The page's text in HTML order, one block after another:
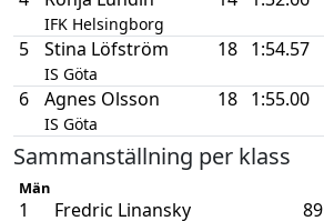
IFK Helsingborg
5 Stina Löfström
IS Göta
18 1:54.57
6 Agnes Olsson
IS Göta
18 1:55.00
Sammanställning per klass
Män
1 Fredric Linansky 89